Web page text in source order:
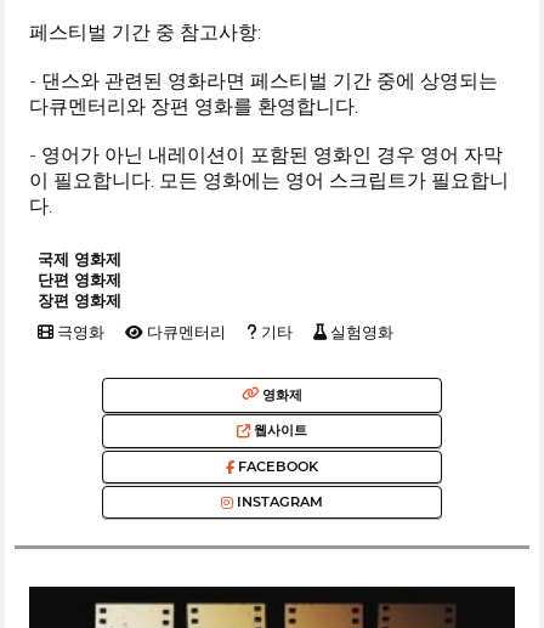
페스티벌 기간 중 참고사항:
- 댄스와 관련된 영화라면 페스티벌 기간 중에 상영되는
다큐멘터리와 장편 영화를 환영합니다.
- 영어가 아닌 내레이션이 포함된 영화인 경우 영어 자막
이 필요합니다. 모든 영화에는 영어 스크립트가 필요합니
다.
국제 영화제
단편 영화제
장편 영화제
극영화 다큐멘터리 기타 실험영화
영화제
웹사이트
FACEBOOK
INSTAGRAM